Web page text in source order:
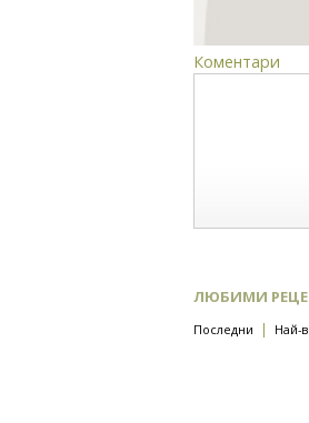
Коментари
ЛЮБИМИ
Последни | Най-